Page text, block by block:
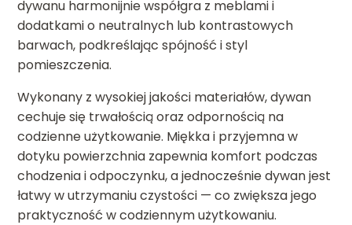
dywanu harmonijnie współgra z meblami i
dodatkami o neutralnych lub kontrastowych
barwach, podkreślając spójność i styl
pomieszczenia.
Wykonany z wysokiej jakości materiałów, dywan
cechuje się trwałością oraz odpornością na
codzienne użytkowanie. Miękka i przyjemna w
dotyku powierzchnia zapewnia komfort podczas
chodzenia i odpoczynku, a jednocześnie dywan jest
łatwy w utrzymaniu czystości — co zwiększa jego
praktyczność w codziennym użytkowaniu.